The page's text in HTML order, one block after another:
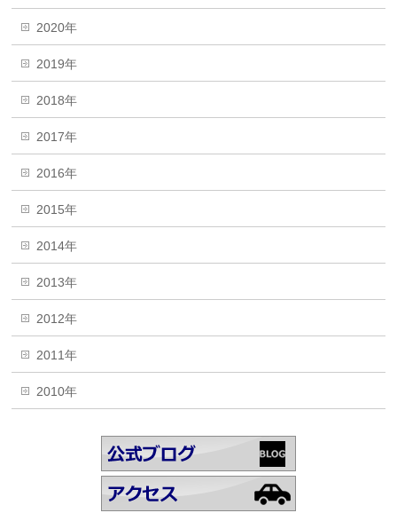
2020年
2019年
2018年
2017年
2016年
2015年
2014年
2013年
2012年
2011年
2010年